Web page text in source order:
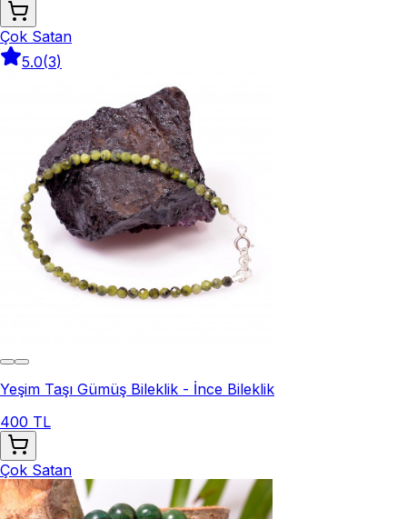
Çok Satan
5.0(3)
Yeşim Taşı Gümüş Bileklik - İnce Bileklik
400 TL
Çok Satan